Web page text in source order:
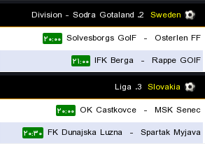
Sweden
Osterlen FF
-
Solvesborgs GoIF ۲۰:۰۰
Rappe GOIF
-
IFK Berga ۲۱:۰۰
Slovakia
MSK Senec
-
OK Castkovce ۲۰:۰۰
Spartak Myjava
-
FK Dunajska Luzna ۲۰:۳۰